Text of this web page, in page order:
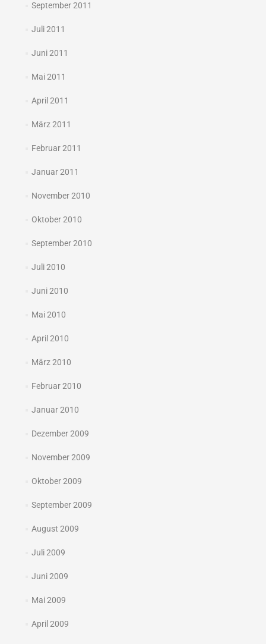
September 2011
Juli 2011
Juni 2011
Mai 2011
April 2011
März 2011
Februar 2011
Januar 2011
November 2010
Oktober 2010
September 2010
Juli 2010
Juni 2010
Mai 2010
April 2010
März 2010
Februar 2010
Januar 2010
Dezember 2009
November 2009
Oktober 2009
September 2009
August 2009
Juli 2009
Juni 2009
Mai 2009
April 2009